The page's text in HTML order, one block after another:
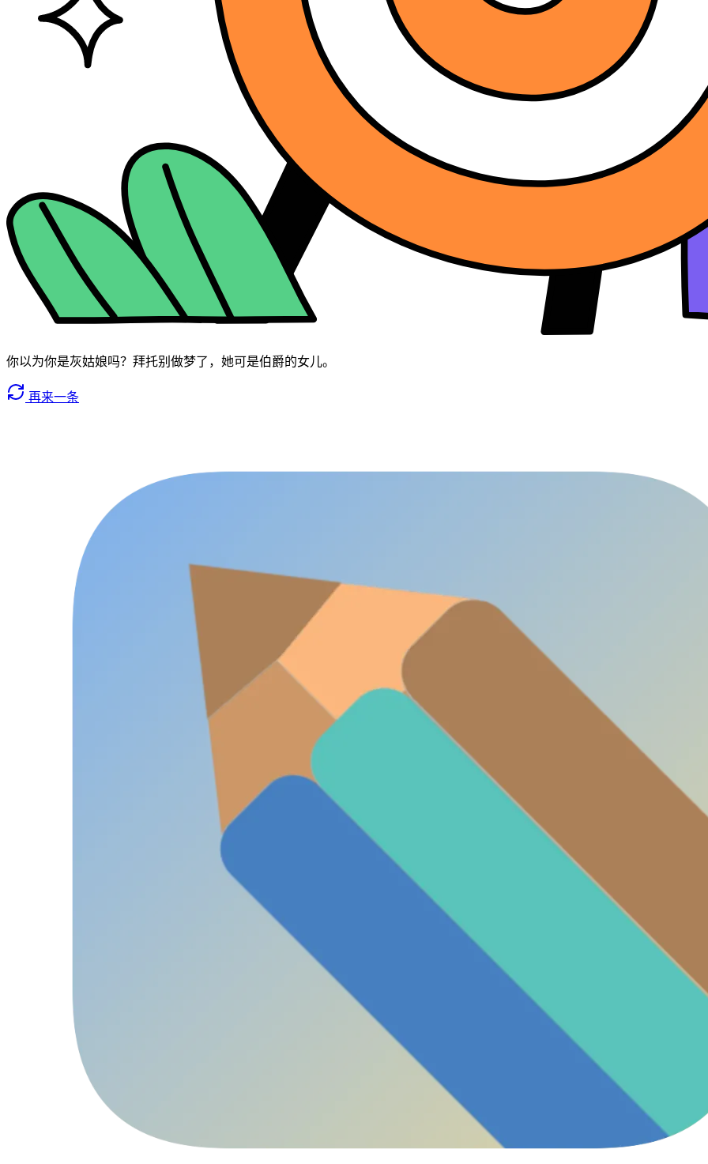
你以为你是灰姑娘吗？拜托别做梦了，她可是伯爵的女儿。
再来一条